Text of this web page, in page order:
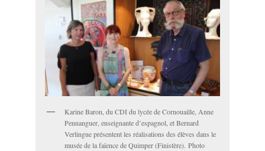
Karine Baron, du CDI du lycée de Cornouaille, Anne
Pennanguer, enseignante d’espagnol, et Bernard
Verlingue présentent les réalisations des élèves dans le
musée de la faïence de Quimper (Finistère). Photo